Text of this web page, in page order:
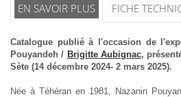
EN SAVOIR PLUS FICHE
Catalogue publié à l'occasion de
Pouyandeh / Brigitte Aubignac,
Sète (14 décembre 2024- 2 mars 2025).
Née à Téhéran en 1981, Nazanin